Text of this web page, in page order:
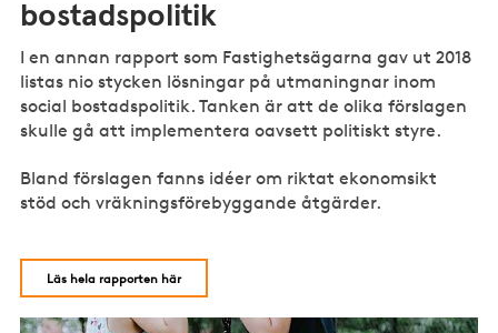
bostadspolitik
I en annan rapport som Fastighetsägarna gav ut 2018
listas nio stycken lösningar på utmaningnar inom
social bostadspolitik. Tanken är att de olika förslagen
skulle gå att implementera oavsett politiskt styre.
Bland förslagen fanns idéer om riktat ekonomsikt
stöd och vräkningsförebyggande åtgärder.
Läs hela rapporten här